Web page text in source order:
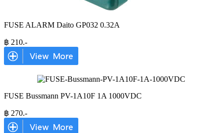
FUSE ALARM Daito GP032 0.32A
฿ 210.-
FUSE Bussmann PV-1A10F 1A 1000VDC
฿ 270.-